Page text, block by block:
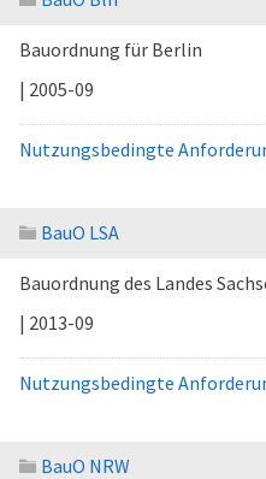
Bauordnung für Berlin
| 2005-09
Nutzungsbedingte
BauO LSA
Bauordnung des Landes
| 2013-09
Nutzungsbedingte
BauO NRW